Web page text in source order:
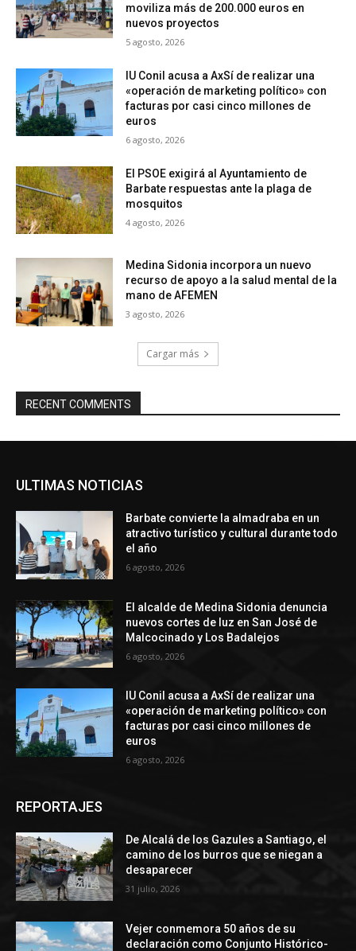
moviliza más de 200.000 euros en
nuevos proyectos
5 agosto, 2026
IU Conil acusa a AxSí de realizar una
«operación de marketing político» con
facturas por casi cinco millones de
euros
6 agosto, 2026
El PSOE exigirá al Ayuntamiento de
Barbate respuestas ante la plaga de
mosquitos
4 agosto, 2026
Medina Sidonia incorpora un nuevo
recurso de apoyo a la salud mental de la
mano de AFEMEN
3 agosto, 2026
Cargar más
RECENT COMMENTS
ULTIMAS NOTICIAS
Barbate convierte la almadraba en un
atractivo turístico y cultural durante todo
el año
6 agosto, 2026
El alcalde de Medina Sidonia denuncia
nuevos cortes de luz en San José de
Malcocinado y Los Badalejos
6 agosto, 2026
IU Conil acusa a AxSí de realizar una
«operación de marketing político» con
facturas por casi cinco millones de
euros
6 agosto, 2026
REPORTAJES
De Alcalá de los Gazules a Santiago, el
camino de los burros que se niegan a
desaparecer
31 julio, 2026
Vejer conmemora 50 años de su
declaración como Conjunto Histórico-